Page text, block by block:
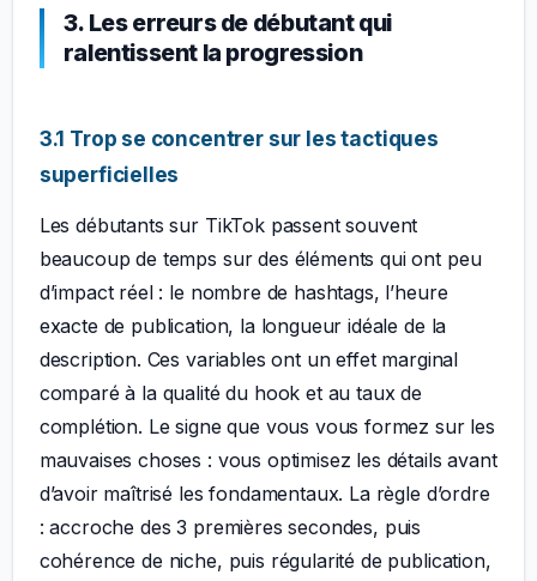
3. Les erreurs de débutant qui
ralentissent la progression
3.1 Trop se concentrer sur les tactiques
superficielles
Les débutants sur TikTok passent souvent
beaucoup de temps sur des éléments qui ont peu
d’impact réel : le nombre de hashtags, l’heure
exacte de publication, la longueur idéale de la
description. Ces variables ont un effet marginal
comparé à la qualité du hook et au taux de
complétion. Le signe que vous vous formez sur les
mauvaises choses : vous optimisez les détails avant
d’avoir maîtrisé les fondamentaux. La règle d’ordre
: accroche des 3 premières secondes, puis
cohérence de niche, puis régularité de publication,